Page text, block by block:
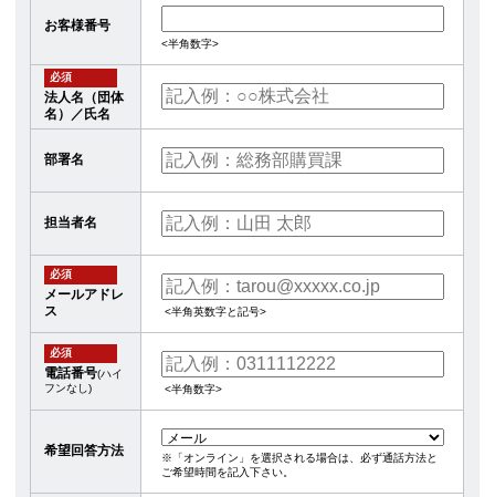
お客様番号
<半角数字>
必須
法人名（団体
名）／氏名
部署名
担当者名
必須
メールアドレ
ス
<半角英数字と記号>
必須
電話番号(ハイ
フンなし)
<半角数字>
希望回答方法
※「オンライン」を選択される場合は、必ず通話方法と
ご希望時間を記入下さい。